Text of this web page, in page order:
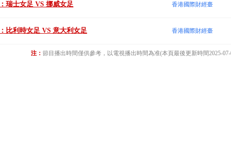
瑞士女足 VS 挪威女足 香港國際財經臺
比利時女足 VS 意大利女足 香港國際財經臺
注： 節目播出時間僅供參考，以電視播出時間為准(本頁最後更新時間2025-07-